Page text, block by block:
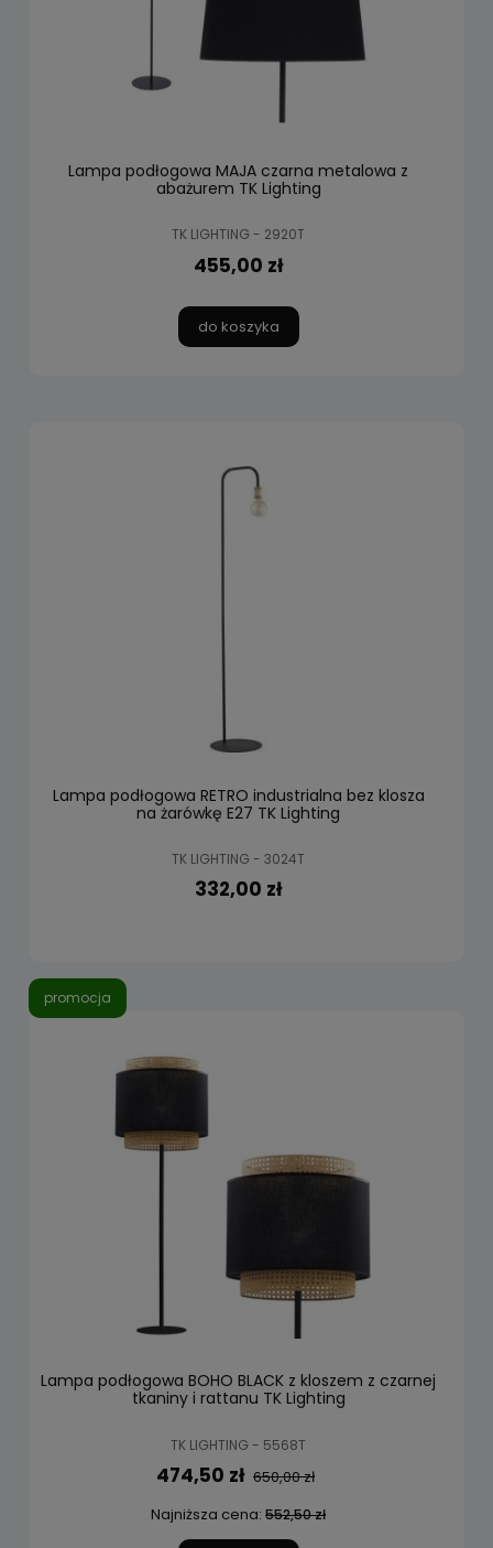
Lampa podłogowa MAJA czarna metalowa z
abażurem TK Lighting
TK LIGHTING - 2920T
455,00 zł
do koszyka
Lampa podłogowa RETRO industrialna bez klosza
na żarówkę E27 TK Lighting
TK LIGHTING - 3024T
332,00 zł
Lampa podłogowa BOHO BLACK z kloszem z czarnej
tkaniny i rattanu TK Lighting
TK LIGHTING - 5568T
474,50 zł 650,00 zł
Najniższa cena: 552,50 zł
promocja